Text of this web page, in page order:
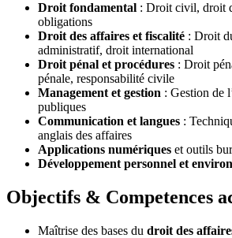
Droit fondamental : Droit civil, droit
obligations
Droit des affaires et fiscalité : Droit
administratif, droit international
Droit pénal et procédures : Droit
pénale, responsabilité civile
Management et gestion : Gestion de
publiques
Communication et langues :
anglais des affaires
Applications numériques et outils
Développement personnel et
Objectifs & Competences
Maîtrise des bases du droit des